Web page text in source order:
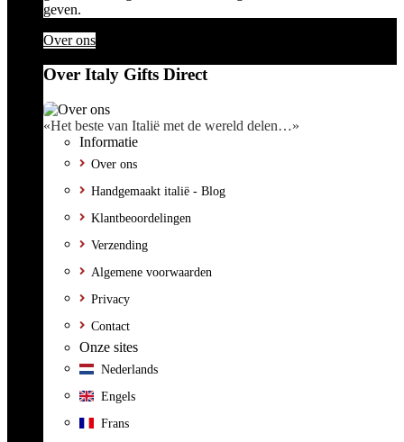
geven.
Over ons
Over Italy Gifts Direct
«Het beste van Italië met de wereld delen…»
Informatie
Over ons
Handgemaakt italië - Blog
Klantbeoordelingen
Verzending
Algemene voorwaarden
Privacy
Contact
Onze sites
Nederlands
Engels
Frans